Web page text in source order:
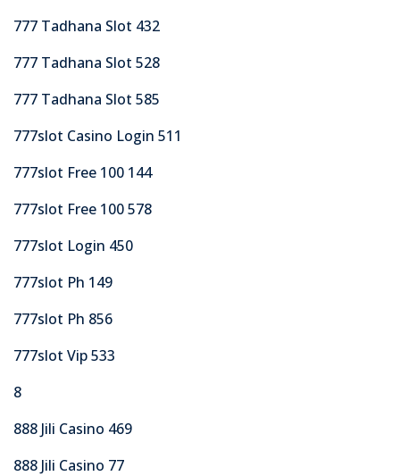
777 Tadhana Slot 432
777 Tadhana Slot 528
777 Tadhana Slot 585
777slot Casino Login 511
777slot Free 100 144
777slot Free 100 578
777slot Login 450
777slot Ph 149
777slot Ph 856
777slot Vip 533
8
888 Jili Casino 469
888 Jili Casino 77